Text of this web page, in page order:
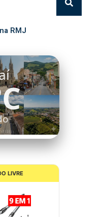
RMJ
LIVRE